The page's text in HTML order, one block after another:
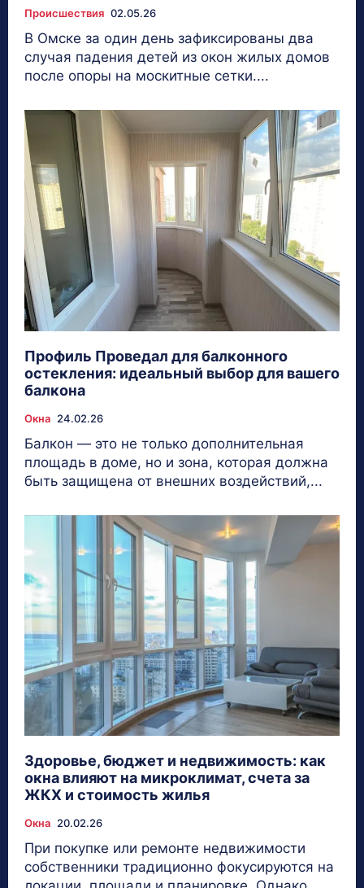
Происшествия 02.05.26
В Омске за один день зафиксированы два
случая падения детей из окон жилых домов
после опоры на москитные сетки....
Профиль Проведал для балконного
остекления: идеальный выбор для вашего
балкона
Окна 24.02.26
Балкон — это не только дополнительная
площадь в доме, но и зона, которая должна
быть защищена от внешних воздействий,...
Здоровье, бюджет и недвижимость: как
окна влияют на микроклимат, счета за
ЖКХ и стоимость жилья
Окна 20.02.26
При покупке или ремонте недвижимости
собственники традиционно фокусируются на